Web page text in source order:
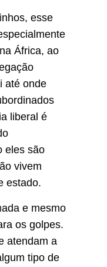
esse
África, ao
até onde
liberal é
eles são
vivem
estado.
e mesmo
os golpes.
atendam a
tipo de